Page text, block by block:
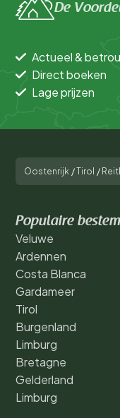
De
Actueel &
Direct boeken
Lage prijzen
Oostenrijk /Tirol /
Populaire
Veluwe
Ardennen
Costa Blanca
Gardameer
Tirol
Burgenland
Limburg
Bretagne
Gelderland
Limburg